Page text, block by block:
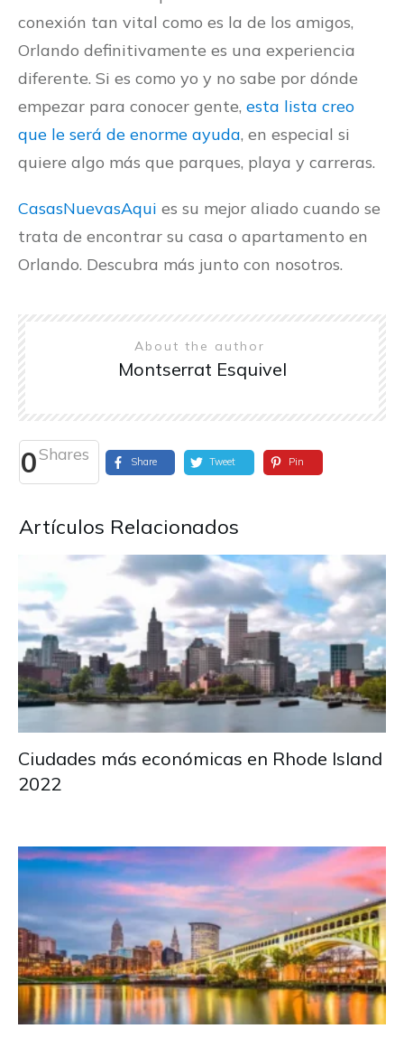
conexión tan vital como es la de los amigos,
Orlando definitivamente es una experiencia
diferente. Si es como yo y no sabe por dónde
empezar para conocer gente, esta lista creo
que le será de enorme ayuda, en especial si
quiere algo más que parques, playa y carreras.
CasasNuevasAqui es su mejor aliado cuando se
trata de encontrar su casa o apartamento en
Orlando. Descubra más junto con nosotros.
About the author
Montserrat Esquivel
0Shares Share Tweet Pin
Artículos Relacionados
Ciudades más económicas en Rhode Island
2022